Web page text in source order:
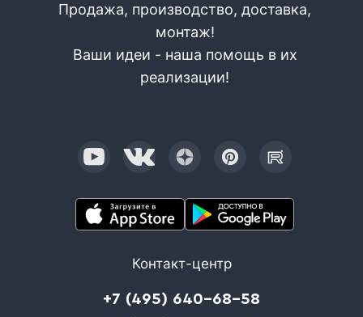
Продажа, производство, доставка,
монтаж!
Ваши идеи - наша помощь в их
реализации!
Контакт-центр
+7 (495) 640-68-58